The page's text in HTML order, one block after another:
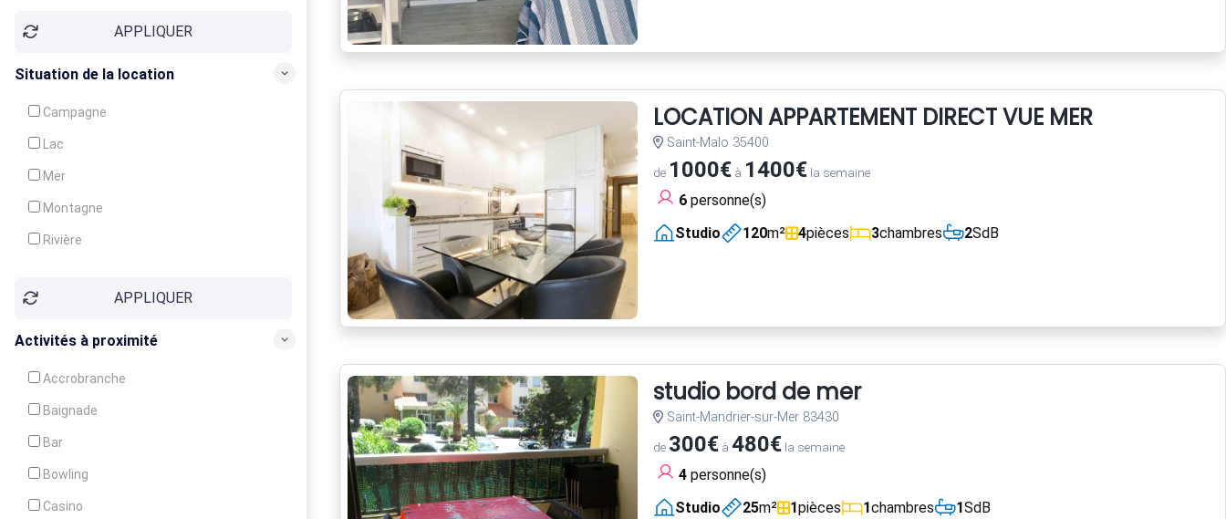
Garde d'enfants
Crèche
APPLIQUER
Situation de la location
Campagne
Lac
Mer
Montagne
Rivière
APPLIQUER
Activités à proximité
Accrobranche
Baignade
Bar
Bowling
Casino
LOCATION APPARTEMENT DIRECT VUE MER
Saint-Malo 35400
de 1000€à 1400€la semaine
6personne(s)
Studio
120m² 4pièces 3chambres 2SdB
studio bord de mer
Saint-Mandrier-sur-Mer 83430
de 300€à 480€la semaine
4personne(s)
Studio
25m² 1pièces 1chambres 1SdB